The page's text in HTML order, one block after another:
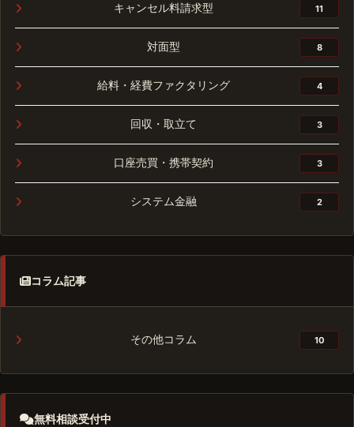
キャンセル料請求型 11
対面型 8
給料・経費ファクタリング 4
回収・取立て 3
口座売買・携帯契約 3
システム金融 2
コラム記事
その他コラム 10
無料相談受付中